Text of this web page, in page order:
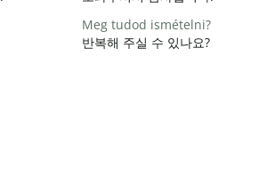
Meg tudod ismételni?
반복해 주실 수 있나요?